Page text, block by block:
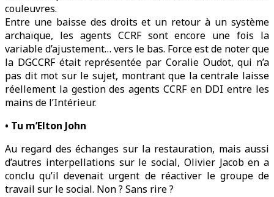
couleuvres.
Entre une baisse des droits et un retour à un système
archaïque, les agents CCRF sont encore une fois la
variable d’ajustement… vers le bas. Force est de noter que
la DGCCRF était représentée par Coralie Oudot, qui n’a
pas dit mot sur le sujet, montrant que la centrale laisse
réellement la gestion des agents CCRF en DDI entre les
mains de l’Intérieur.
• Tu m’Elton John
Au regard des échanges sur la restauration, mais aussi
d’autres interpellations sur le social, Olivier Jacob en a
conclu qu’il devenait urgent de réactiver le groupe de
travail sur le social. Non ? Sans rire ?